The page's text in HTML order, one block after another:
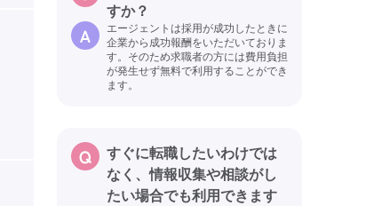
すか？
エージェントは採用が成功したときに
企業から成功報酬をいただいておりま
す。そのため求職者の方には費用負担
が発生せず無料で利用することができ
ます。
すぐに転職したいわけでは
なく、情報収集や相談がし
たい場合でも利用できます